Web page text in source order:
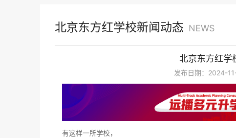
北京东方红学校新闻动态 NEWS
北京东方红学
发布日期：2024-
有这样一所学校，